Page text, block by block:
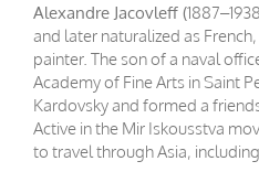
Alexandre Jacovleff (
and later naturalized as
painter. The son of a naval
Academy of Fine Arts in Saint
Kardovsky and formed a
Active in the Mir Iskousstva
to travel through Asia, including